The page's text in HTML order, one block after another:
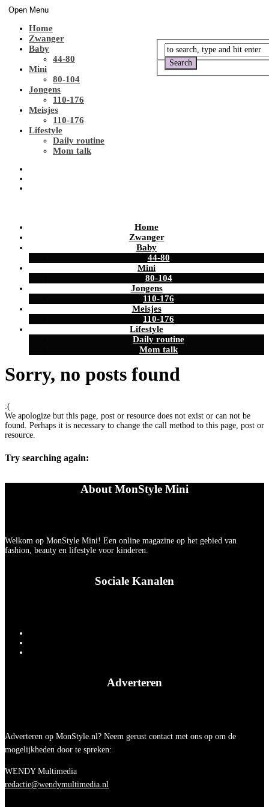
Open Menu
Home
Zwanger
Baby
44-80
Mini
80-104
Jongens
110-176
Meisjes
110-176
Lifestyle
Daily routine
Mom talk
Home
Zwanger
Baby
44-80
Mini
80-104
Jongens
110-176
Meisjes
110-176
Lifestyle
Daily routine
Mom talk
Sorry, no posts found
:(
We apologize but this page, post or resource does not exist or can not be
found. Perhaps it is necessary to change the call method to this page, post or
resource.
Try searching again:
About MonStyle Mini
Welkom op MonStyle Mini! Een online magazine op het gebied van
fashion, beauty en lifestyle voor kinderen.
Sociale Kanalen
Adverteren
Adverteren op MonStyle.nl? Neem gerust contact met ons op om de
mogelijkheden door te spreken:
WENDY Multimedia
redactie@wendymultimedia.nl